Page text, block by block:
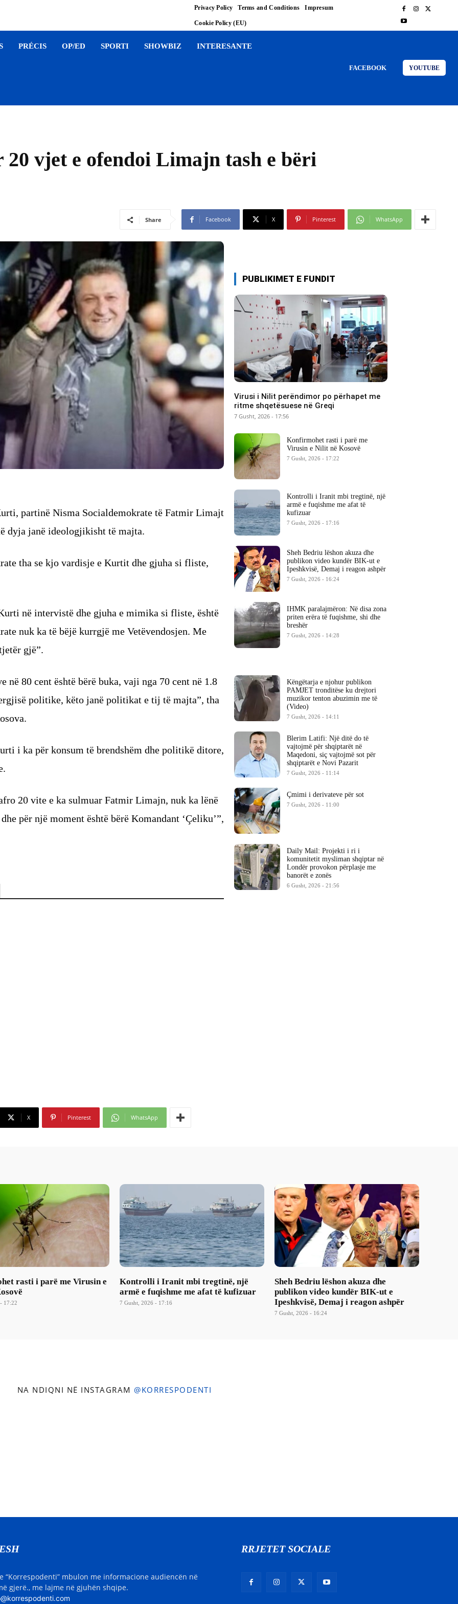
Privacy Policy Terms and Conditions Impresum
Cookie Policy (EU)
PRÉCIS OP/ED SPORTI SHOWBIZ INTERESANTE
FACEBOOK YOUTUBE
vjet e ofendoi Limajn tash e bëri
Share Facebook X Pinterest WhatsApp
partinë Nisma Socialdemokrate të Fatmir Limajt
dyja janë ideologjikisht të majta.
tha se kjo vardisje e Kurtit dhe gjuha si fliste,
në intervistë dhe gjuha e mimika si fliste, është
nuk ka të bëjë kurrgjë me Vetëvendosjen. Me
gjë”.
në 80 cent është bërë buka, vaji nga 70 cent në 1.8
politike, këto janë politikat e tij të majta”, tha
i ka për konsum të brendshëm dhe politikë ditore,
20 vite e ka sulmuar Fatmir Limajn, nuk ka lënë
për një moment është bërë Komandant ‘Çeliku’”,
X Pinterest WhatsApp
PUBLIKIMET E FUNDIT
Virusi i Nilit perëndimor po përhapet me
ritme shqetësuese në Greqi
7 Gusht, 2026 - 17:56
Konfirmohet rasti i parë me
Virusin e Nilit në Kosovë
7 Gusht, 2026 - 17:22
Kontrolli i Iranit mbi tregtinë, një
armë e fuqishme me afat të
kufizuar
7 Gusht, 2026 - 17:16
Sheh Bedriu lëshon akuza dhe
publikon video kundër BIK-ut e
Ipeshkvisë, Demaj i reagon ashpër
7 Gusht, 2026 - 16:24
IHMK paralajmëron: Në disa zona
priten erëra të fuqishme, shi dhe
breshër
7 Gusht, 2026 - 14:28
Këngëtarja e njohur publikon
PAMJET tronditëse ku drejtori
muzikor tenton abuzimin me të
(Video)
7 Gusht, 2026 - 14:11
Blerim Latifi: Një ditë do të
vajtojmë për shqiptarët në
Maqedoni, siç vajtojmë sot për
shqiptarët e Novi Pazarit
7 Gusht, 2026 - 11:14
Çmimi i derivateve për sot
7 Gusht, 2026 - 11:00
Daily Mail: Projekti i ri i
komunitetit mysliman shqiptar në
Londër provokon përplasje me
banorët e zonës
6 Gusht, 2026 - 21:56
rasti i parë me Virusin e
17:22
Kontrolli i Iranit mbi tregtinë, një
armë e fuqishme me afat të kufizuar
7 Gusht, 2026 - 17:16
Sheh Bedriu lëshon akuza dhe
publikon video kundër BIK-ut e
Ipeshkvisë, Demaj i reagon ashpër
7 Gusht, 2026 - 16:24
NA NDIQNI NË INSTAGRAM @KORRESPODENTI
“Korrespodenti” mbulon me informacione audiencën në
gjerë., me lajme në gjuhën shqipe.
RRJETET SOCIALE